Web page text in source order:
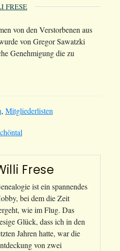
FRESE
von den Verstorbenen aus
von Gregor Sawatzki
Genehmigung die zu
, Mitgliederlisten
Frese
ist ein spannendes
bei dem die Zeit
wie im Flug. Das
Glück, dass ich in den
Jahren hatte, war die
von zwei